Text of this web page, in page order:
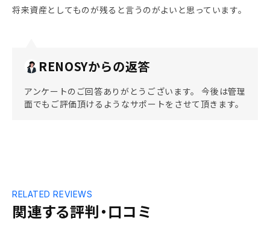
将来資産としてものが残ると言うのがよいと思っています。
RENOSYからの返答
アンケートのご回答ありがとうございます。 今後は管理
面でもご評価頂けるようなサポートをさせて頂きます。
関連する評判・口コミ
RELATED REVIEWS